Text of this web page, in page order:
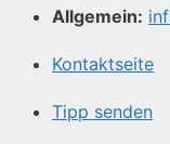
Allgemein:
Kontaktseite
Tipp senden